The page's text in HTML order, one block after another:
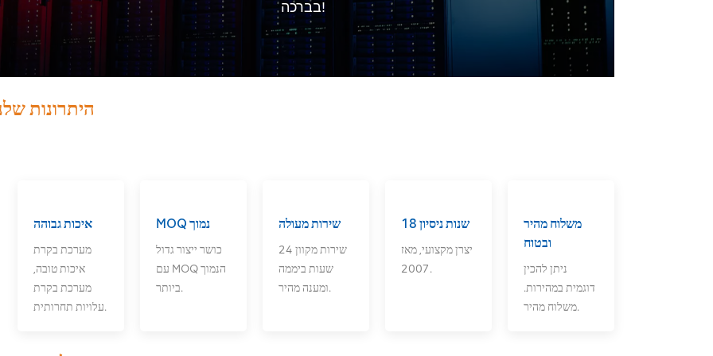
בברכה!
היתרונות
איכות גבוהה
מערכת בקרת
איכות טובה,
מערכת בקרת
עלויות תחרותית.
MOQ נמוך
כושר ייצור גדול
עם MOQ הנמוך
ביותר.
שירות מעולה
שירות מקוון 24
שעות ביממה
ומענה מהיר.
18 שנות ניסיון
יצרן מקצועי, מאז
2007.
משלוח מהיר
ובטוח
ניתן להכין
דוגמית במהירות.
משלוח מהיר.